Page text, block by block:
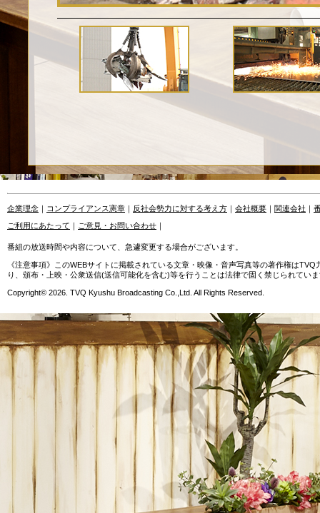
企業理念 ｜ コンプライアンス憲章 ｜ 反社会勢力に対する考え方 ｜ 会社概要 ｜ 関連会社 ｜
ご利用にあたって ｜ ご意見・お問い合わせ ｜
番組の放送時間や内容について、急遽変更する場合がございます。
《注意事項》このWEBサイトに掲載されている文章・映像・音声写真等の著作権は
り、頒布・上映・公衆送信(送信可能化を含む)等を行うことは法律で固く禁じられてい
Copyright© 2026. TVQ Kyushu Broadcasting Co.,Ltd. All Rights Reserved.